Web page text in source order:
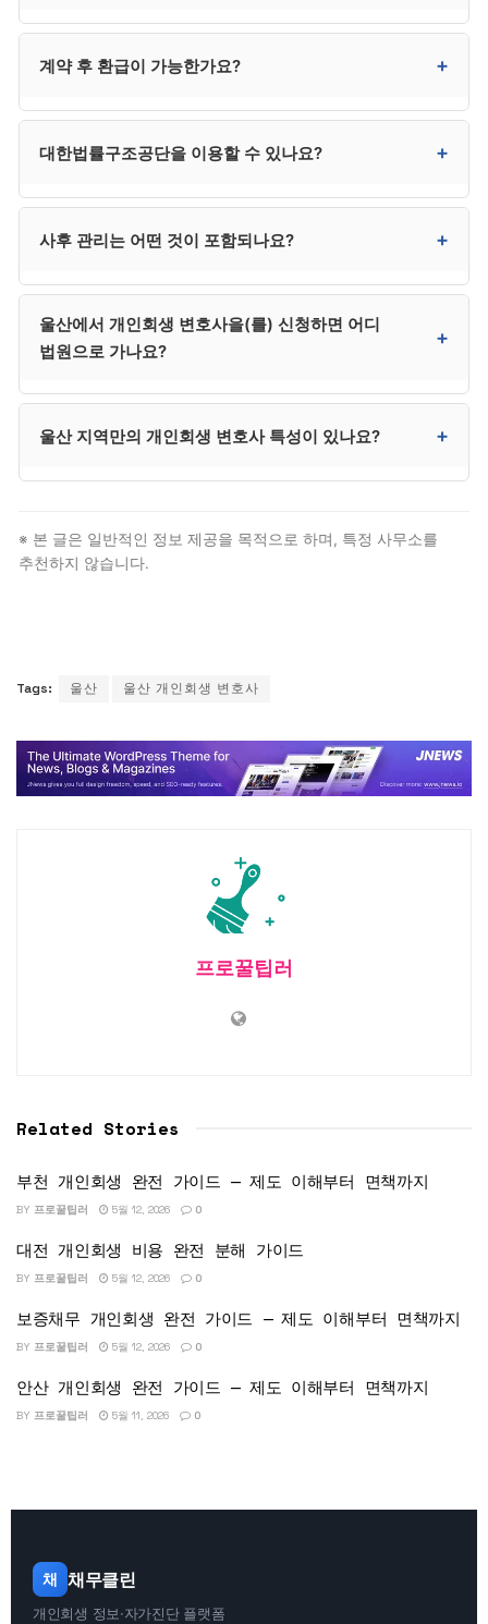
수임료를 마련하는 것은 사해행위 의심을 받을 수 있어
위험합니다.
있습니다. 처음 계약 시 신중하게 선택하시는 것이 가장
계약 후 환급이 가능한가요? +
100%, 서류 작성 단계 50~70%, 신청 후 30~50%,
계약서의 환급 규정을 사전 확인하시기 바랍니다.
대한법률구조공단을 이용할 수 있나요? +
저렴하거나 무료로 진행할 수 있습니다. 자격 요건은
배정에 시간이 걸리는 경우가 있어 긴급한 사건은 사설
사무소가 빠를 수 있습니다.
사후 관리는 어떤 것이 포함되나요? +
면책 신청, 면책 후 추심 대응 등이 사후 관리에 포함될 수
있습니다. 계약 시 사후 관리 범위와 별도 비용 조건을
울산에서 개인회생 변호사을(를) 신청하면 어디
법원으로 가나요?
+
동구·북구·울주군 등 울산 전역이 울산지방법원
울산 지역만의 개인회생 변호사 특성이 있나요? +
특성상 근로자·자영업자 사건 비중이 높음. 다만 법적
자격 요건과 절차 자체는 전국 동일하므로, 울산
※ 본 글은 일반적인 정보 제공을 목적으로 하며, 특정 사무소를
추천하지 않습니다.
Tags: 울산 울산 개인회생 변호사
프로꿀팁러
Related Stories
부천 개인회생 완전 가이드 — 제도 이해부터 면책까지
BY 프로꿀팁러 5월 12, 2026 0
대전 개인회생 비용 완전 분해 가이드
BY 프로꿀팁러 5월 12, 2026 0
보증채무 개인회생 완전 가이드 — 제도 이해부터 면책까지
BY 프로꿀팁러 5월 12, 2026 0
안산 개인회생 완전 가이드 — 제도 이해부터 면책까지
BY 프로꿀팁러 5월 11, 2026 0
채 채무클린
개인회생 정보·자가진단 플랫폼